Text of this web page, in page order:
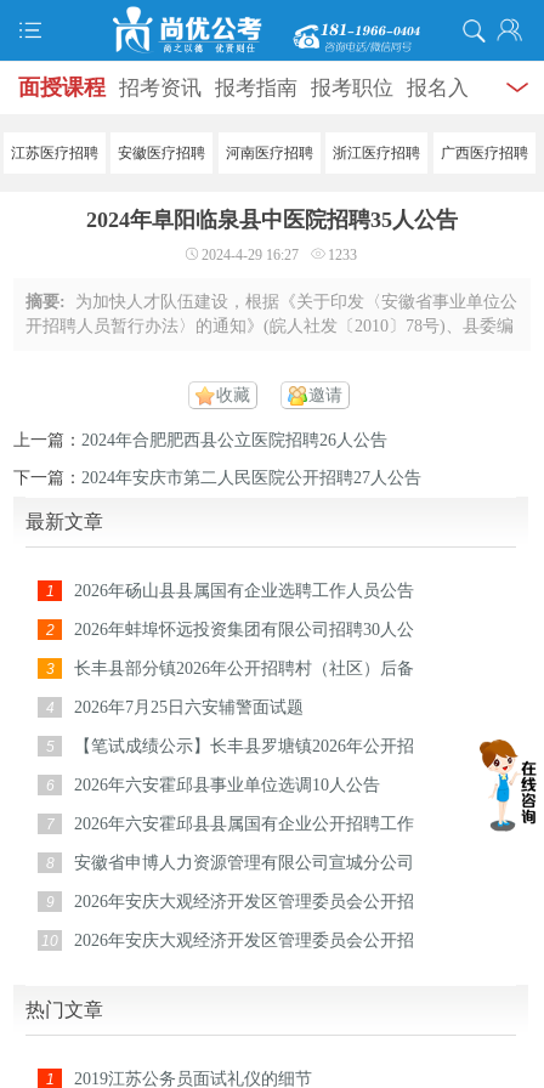
面授课程 招考资讯 报考指南 报考职位 报名入
口 打准考证 成绩查询 面试公告 录用公示 辅导
学员风采 名师团队
服务信息
江苏医疗招聘 安徽医疗招聘 河南医疗招聘 浙江医疗招聘 广西医疗招聘
2024年阜阳临泉县中医院招聘35人公告
2024-4-29 16:27 1233
摘要: 为加快人才队伍建设，根据《关于印发〈安徽省事业单位公
开招聘人员暂行办法〉的通知》(皖人社发〔2010〕78号)、县委编
收藏
邀请
上一篇：2024年合肥肥西县公立医院招聘26人公告
下一篇：2024年安庆市第二人民医院公开招聘27人公告
最新文章
1 2026年砀山县县属国有企业选聘工作人员公告
2 2026年蚌埠怀远投资集团有限公司招聘30人公
3 长丰县部分镇2026年公开招聘村（社区）后备
4 2026年7月25日六安辅警面试题
5 【笔试成绩公示】长丰县罗塘镇2026年公开招
6 2026年六安霍邱县事业单位选调10人公告
7 2026年六安霍邱县县属国有企业公开招聘工作
8 安徽省申博人力资源管理有限公司宣城分公司
9 2026年安庆大观经济开发区管理委员会公开招
10 2026年安庆大观经济开发区管理委员会公开招
热门文章
1 2019江苏公务员面试礼仪的细节